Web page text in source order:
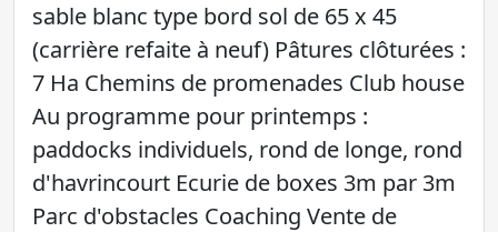
sable blanc type bord sol de 65 x 45
(carrière refaite à neuf) Pâtures clôturées :
7 Ha Chemins de promenades Club house
Au programme pour printemps :
paddocks individuels, rond de longe, rond
d'havrincourt Ecurie de boxes 3m par 3m
Parc d'obstacles Coaching Vente de